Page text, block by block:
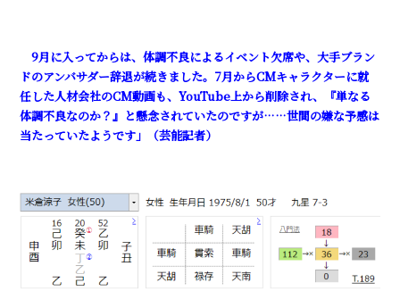
9月に入ってからは、体調不良によるイベント欠席や、大手ブラン
ドのアンバサダー辞退が続きました。7月からCMキャラクターに就
任した人材会社のCM動画も、YouTube上から削除され、『単なる
体調不良なのか？』と懸念されていたのですが……世間の嫌な予感は
当たっていたようです」（芸能記者）